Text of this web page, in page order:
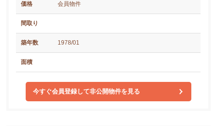
価格 会員物件
間取り
築年数 1978/01
面積
今すぐ会員登録して非公開物件を見る